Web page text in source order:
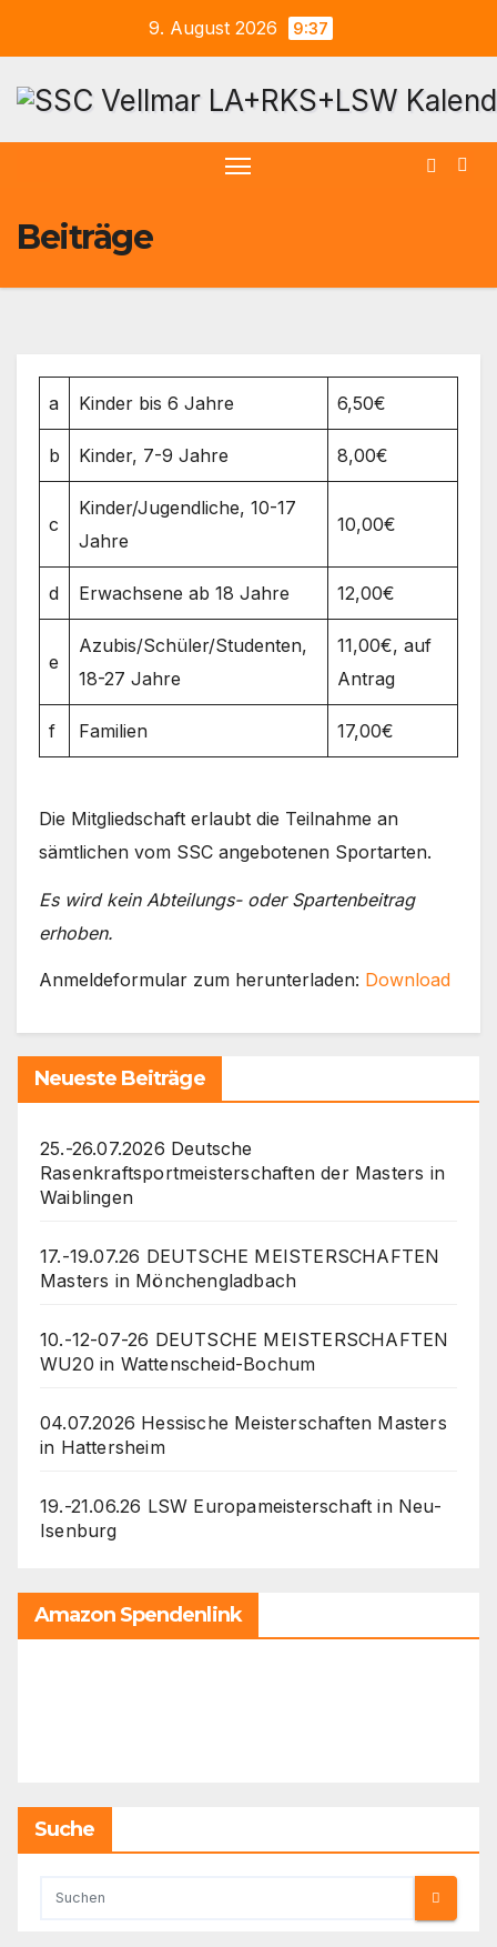
springen
9. August 2026 9:37
Beiträge
a Kinder bis 6 Jahre 6,50€
b Kinder, 7-9 Jahre 8,00€
c
Kinder/Jugendliche, 10-17
Jahre
10,00€
d Erwachsene ab 18 Jahre 12,00€
e
Azubis/Schüler/Studenten,
18-27 Jahre
11,00€, auf
Antrag
f Familien 17,00€
Die Mitgliedschaft erlaubt die Teilnahme an
sämtlichen vom SSC angebotenen Sportarten.
Es wird kein Abteilungs- oder Spartenbeitrag
erhoben.
Anmeldeformular zum herunterladen: Download
Neueste Beiträge
25.-26.07.2026 Deutsche
Rasenkraftsportmeisterschaften der Masters in
Waiblingen
17.-19.07.26 DEUTSCHE MEISTERSCHAFTEN
Masters in Mönchengladbach
10.-12-07-26 DEUTSCHE MEISTERSCHAFTEN
WU20 in Wattenscheid-Bochum
04.07.2026 Hessische Meisterschaften Masters
in Hattersheim
19.-21.06.26 LSW Europameisterschaft in Neu-
Isenburg
Amazon Spendenlink
Suche